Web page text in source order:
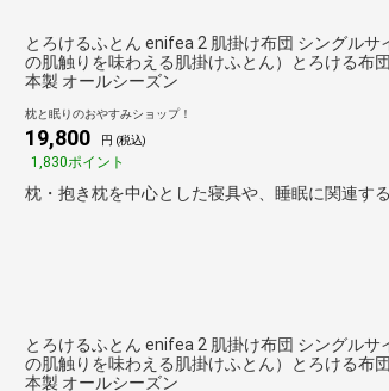
とろけるふとん enifea 2 肌掛け布団 シングル
の肌触りを味わえる肌掛けふとん）とろける布
本製 オールシーズン
枕と眠りのおやすみショップ！
19,800 円 (税込)
1,830ポイント
枕・抱き枕を中心とした寝具や、睡眠に関連す
とろけるふとん enifea 2 肌掛け布団 シングル
の肌触りを味わえる肌掛けふとん）とろける布
本製 オールシーズン